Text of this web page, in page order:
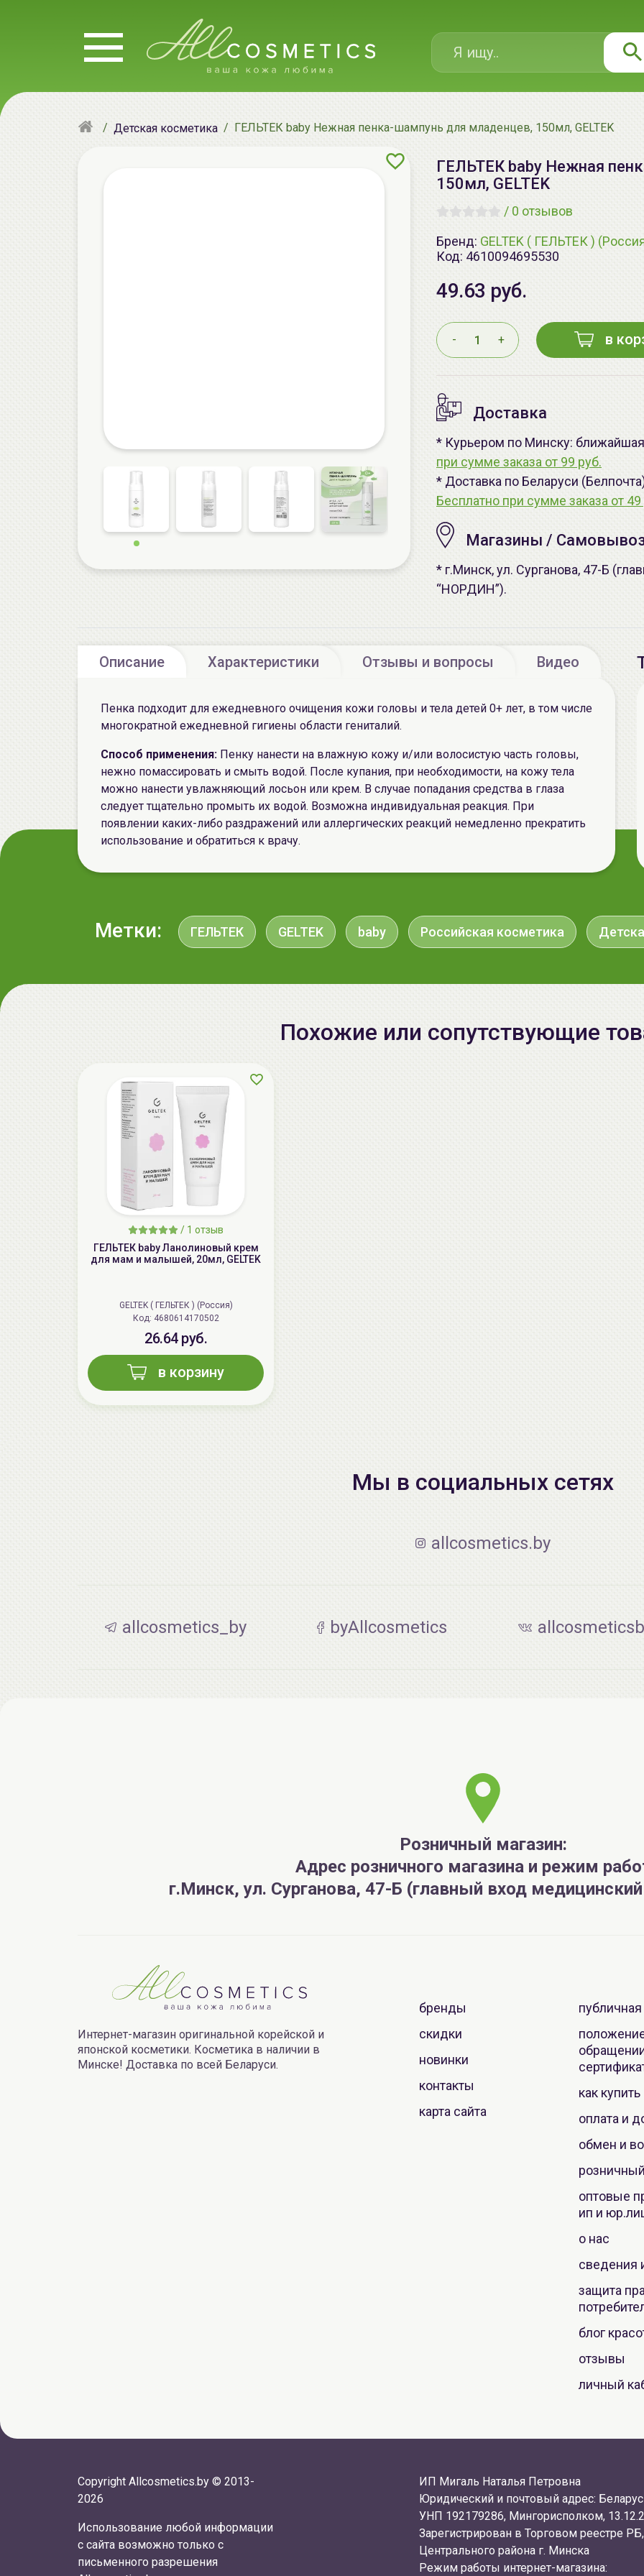
Детская косметика ГЕЛЬТЕК baby Нежная пенка-шампунь для младенцев, 150мл, GELTEK
ГЕЛЬТЕК baby Нежная
150мл, GELTEK
/ 0 отзывов
Бренд: GELTEK ( ГЕЛЬТЕК )
Код: 4610094695530
49.63 руб.
- + в
Доставка
* Курьером по Минску: ближайшая
при сумме заказа от 99 руб.
* Доставка по Беларуси
Бесплатно при сумме заказа от 49
Магазины /
* г.Минск, ул. Сурганова, 47-Б
“НОРДИН”).
Описание Характеристики Отзывы и вопросы Видео
Пенка подходит для ежедневного очищения кожи головы и тела детей 0+ лет, в том числе
многократной ежедневной гигиены области гениталий.
Способ применения: Пенку нанести на влажную кожу и/или волосистую часть головы,
нежно помассировать и смыть водой. После купания, при необходимости, на кожу тела
можно нанести увлажняющий лосьон или крем. В случае попадания средства в глаза
следует тщательно промыть их водой. Возможна индивидуальная реакция. При
появлении каких-либо раздражений или аллергических реакций немедленно прекратить
использование и обратиться к врачу.
Метки: ГЕЛЬТЕК GELTEK baby Российская косметика
Похожие или сопутствующие
/ 1 отзыв
ГЕЛЬТЕК baby Ланолиновый крем
для мам и малышей, 20мл, GELTEK
GELTEK ( ГЕЛЬТЕК ) (Россия)
Код: 4680614170502
26.64 руб.
в корзину
Мы в социальных сетях
allcosmetics.by
allcosmetics_by byAllcosmetics
Розничный магазин:
Адрес розничного магазина и режим
г.Минск, ул. Сурганова, 47-Б (главный вход
Интернет-магазин оригинальной корейской и
японской косметики. Косметика в наличии в
Минске! Доставка по всей Беларуси.
бренды
скидки
новинки
контакты
карта сайта
как купить
оплата и
обмен и
оптовые
ип и
о нас
сведения
защита
блог
отзывы
личный
ИП Мигаль Наталья Петровна
Юридический и почтовый адрес:
УНП 192179286, Мингорисполком,
Зарегистрирован в Торговом реестре
Центрального района г. Минска
Режим работы интернет-магазина:
Copyright Allcosmetics.by © 2013-
2026
Использование любой информации
с сайта возможно только с
письменного разрешения